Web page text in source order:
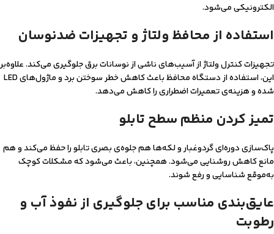
الکترونیکی می‌شود.
استفاده از محافظ ولتاژ و تجهیزات ضدنوسان
تجهیزات کنترل ولتاژ از آسیب‌های ناشی از نوسانات برق جلوگیری می‌کند. علاوه‌بر
این، استفاده از دستگاه محافظ باعث کاهش خطر سوختن برد و ماژول‌های LED
شده و هزینه‌ی تعمیرات اضطراری را کاهش می‌دهد.
تمیز کردن منظم سطح تابلو
پاک‌سازی دوره‌ای گردوغبار و لکه‌ها هم جلوه‌ی بصری تابلو را حفظ می‌کند و هم
مانع کاهش روشنایی می‌شود. همچنین، باعث می‌شود که مشکلات کوچک
به‌موقع شناسایی و رفع شوند.
عایق‌بندی مناسب برای جلوگیری از نفوذ آب و
رطوبت